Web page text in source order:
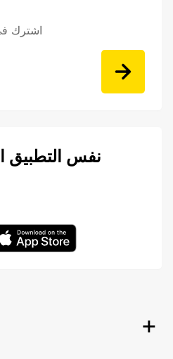
اشترك
نفس التطبيق